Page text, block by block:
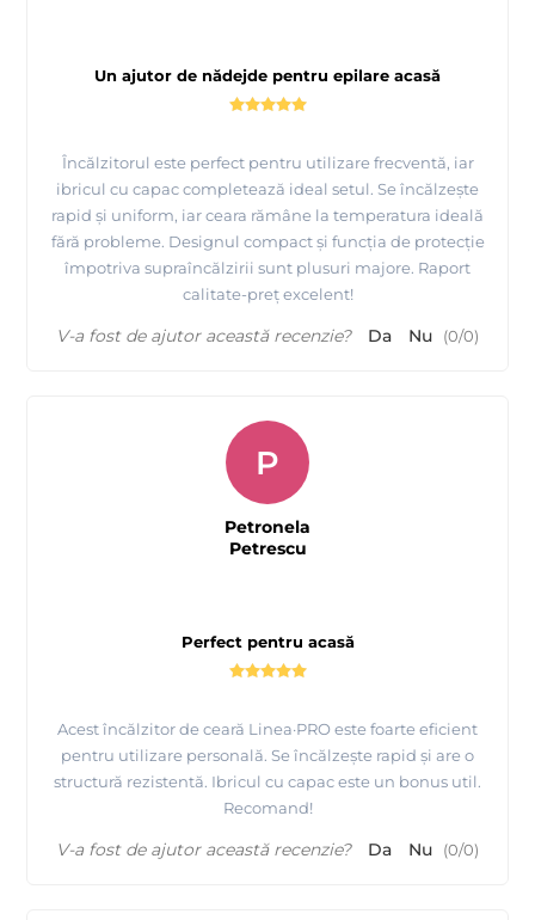
Tutorial complet de epilare cu ceara elastica de calitate
premium - Depilflax
Un ajutor de nădejde pentru epilare acasă
Încălzitorul este perfect pentru utilizare frecventă, iar
ibricul cu capac completează ideal setul. Se încălzește
rapid și uniform, iar ceara rămâne la temperatura ideală
fără probleme. Designul compact și funcția de protecție
împotriva supraîncălzirii sunt plusuri majore. Raport
calitate-preț excelent!
V-a fost de ajutor această recenzie? Da Nu (0/0)
Perfect pentru acasă
Acest încălzitor de ceară Linea·PRO este foarte eficient
pentru utilizare personală. Se încălzește rapid și are o
structură rezistentă. Ibricul cu capac este un bonus util.
Recomand!
P
Petronela
Petrescu
V-a fost de ajutor această recenzie? Da Nu (0/0)